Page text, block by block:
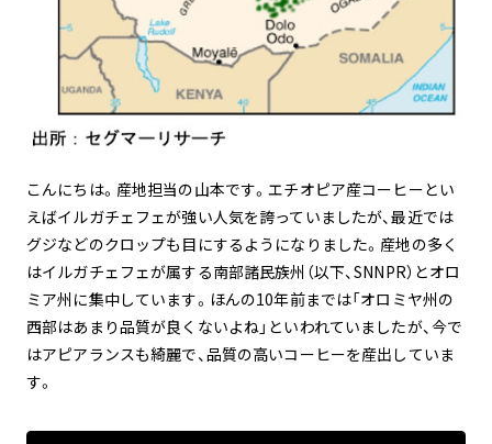
こんにちは。産地担当の山本です。エチオピア産コーヒーとい
えばイルガチェフェが強い人気を誇っていましたが、最近では
グジなどのクロップも目にするようになりました。産地の多く
はイルガチェフェが属する南部諸民族州（以下、SNNPR）とオロ
ミア州​​に集中しています。ほんの10年前までは「オロミヤ州の
西部はあまり品質が良くないよね」といわれていましたが、今で
はアピアランスも綺麗で、品質の高いコーヒーを産出していま
す。